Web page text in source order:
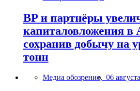
BP и партнёры
капиталовложения в
сохранив добычу на
тонн
Медиа обозрение, 06